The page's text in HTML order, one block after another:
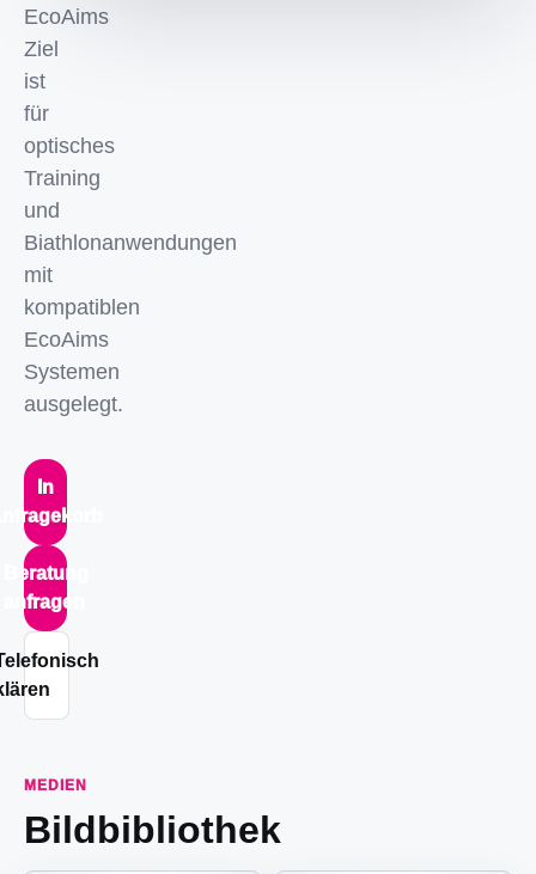
EcoAims
Ziel
ist
für
optisches
Training
und
Biathlonanwendungen
mit
kompatiblen
EcoAims
Systemen
ausgelegt.
In
Beratung
anfragen
MEDIEN
Bildbibliothek